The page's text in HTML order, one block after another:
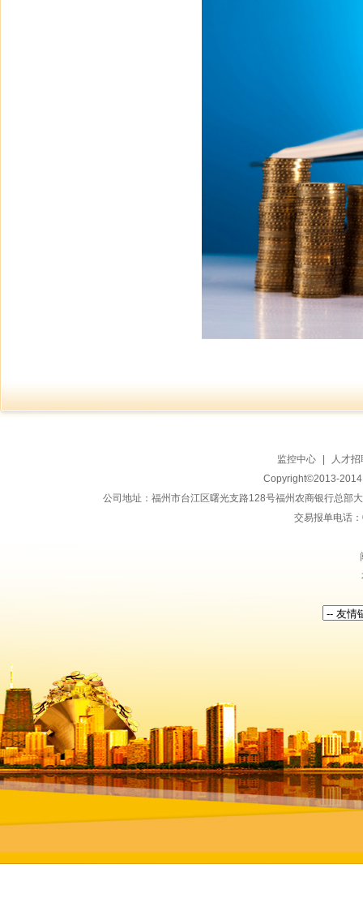
监控中心
人才招
Copyright©2013-
公司地址：福州市台江区曙光支路128号福州农商银行总
交易报单电话